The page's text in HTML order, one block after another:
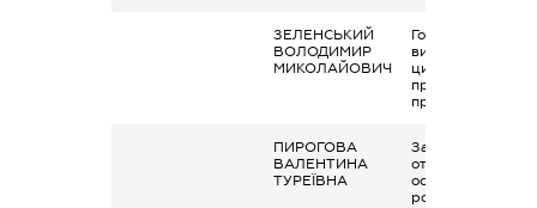
ЗЕЛЕНСЬКИЙ
ВОЛОДИМИР
МИКОЛАЙОВИЧ
Гонорари та інші
виплати згідно з
цивільно-
правовим
правочинами
ПИРОГОВА
ВАЛЕНТИНА
ТУРЕЇВНА
Заробітна плата
отримана за
основним місцем
роботи